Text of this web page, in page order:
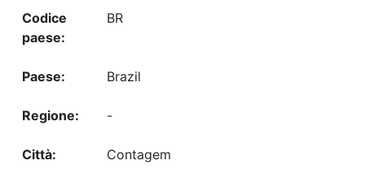
BR
Brazil
-
Contagem